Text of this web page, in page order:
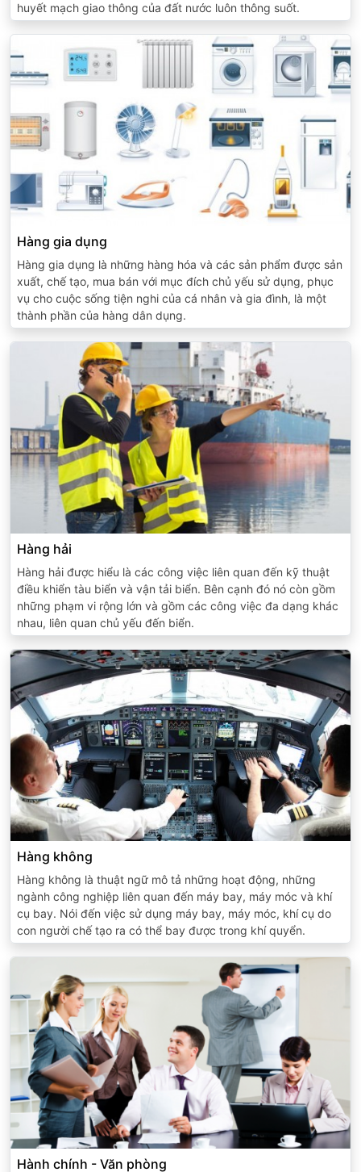
huyết mạch giao thông của đất nước luôn thông suốt.
Hàng gia dụng
Hàng gia dụng là những hàng hóa và các sản phẩm được sản
xuất, chế tạo, mua bán với mục đích chủ yếu sử dụng, phục
vụ cho cuộc sống tiện nghi của cá nhân và gia đình, là một
thành phần của hàng dân dụng.
Hàng hải
Hàng hải được hiểu là các công việc liên quan đến kỹ thuật
điều khiển tàu biển và vận tải biển. Bên cạnh đó nó còn gồm
những phạm vi rộng lớn và gồm các công việc đa dạng khác
nhau, liên quan chủ yếu đến biển.
Hàng không
Hàng không là thuật ngữ mô tả những hoạt động, những
ngành công nghiệp liên quan đến máy bay, máy móc và khí
cụ bay. Nói đến việc sử dụng máy bay, máy móc, khí cụ do
con người chế tạo ra có thể bay được trong khí quyển.
Hành chính - Văn phòng